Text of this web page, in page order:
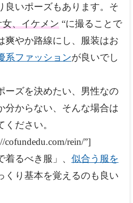
良いポーズもあります。そ
女、イケメン “に撮ることで
爽やか路線にし、服装はお
系ファッションが良いでし
ズを決めたい、男性なの
分からない、そんな場合は
ださい。
cofundedu.com/rein/”]
着るべき服」、 似合う服を
くり基本を覚えるのも良い